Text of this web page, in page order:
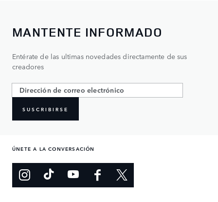
MANTENTE INFORMADO
Entérate de las ultimas novedades directamente de sus
creadores
SUSCRIBIRSE
ÚNETE A LA CONVERSACIÓN